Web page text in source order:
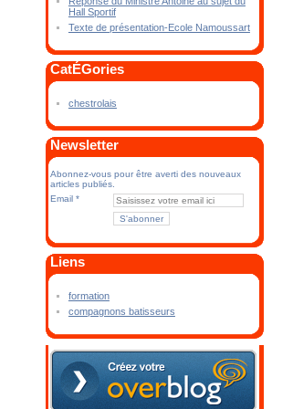
Hall Sportif
Texte de présentation-Ecole Namoussart
CatÉGories
chestrolais
Newsletter
Abonnez-vous pour être averti des nouveaux
articles publiés.
Email
Liens
formation
compagnons batisseurs